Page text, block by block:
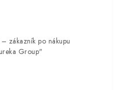
zákazník po nákupu
Group"